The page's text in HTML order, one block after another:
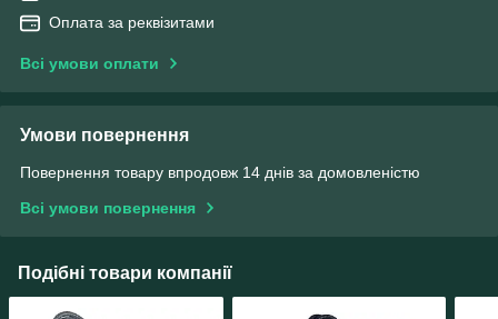
Оплата за реквізитами
Всі умови оплати
Умови повернення
Повернення товару впродовж 14 днів за домовленістю
Всі умови повернення
Подібні товари компанії